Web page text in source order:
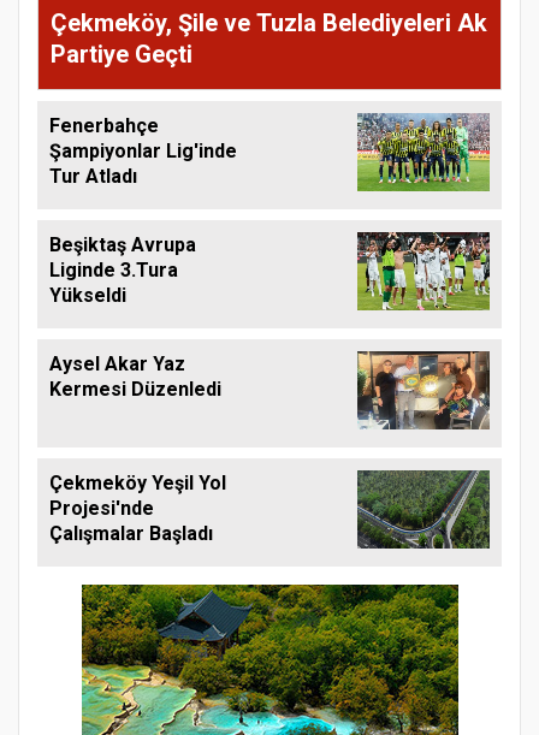
Çekmeköy, Şile ve Tuzla Belediyeleri Ak
Partiye Geçti
Fenerbahçe
Şampiyonlar Lig'inde
Tur Atladı
Beşiktaş Avrupa
Liginde 3.Tura
Yükseldi
Aysel Akar Yaz
Kermesi Düzenledi
Çekmeköy Yeşil Yol
Projesi'nde
Çalışmalar Başladı